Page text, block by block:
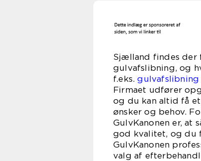
Sjælland findes der
gulvafslibning, og
f.eks.gulvafslibning
Firmaet udfører
og du kan altid få
ønsker og behov.
GulvKanonen er, at
god kvalitet, og du
GulvKanonen
valg af